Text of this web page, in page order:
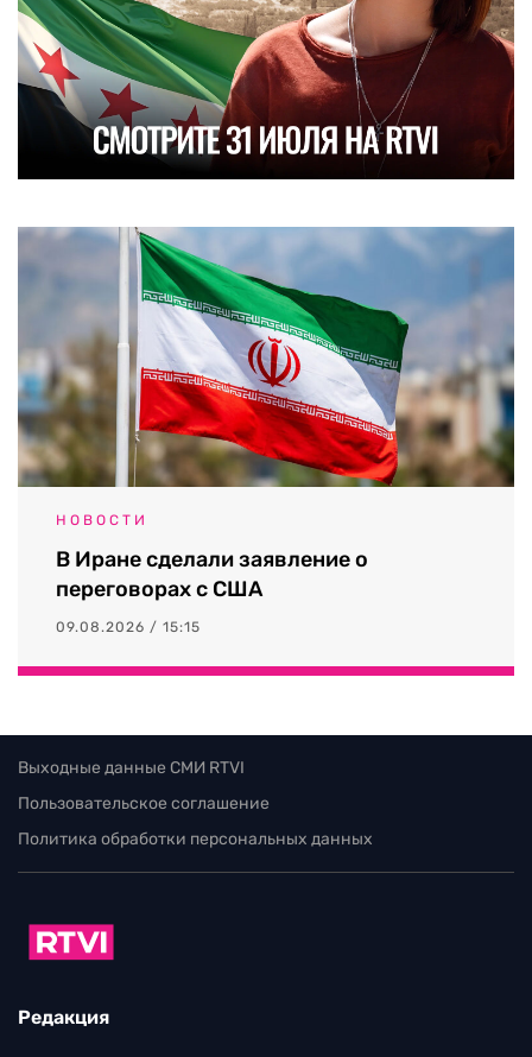
НОВОСТИ
В Иране сделали заявление о
переговорах с США
09.08.2026 / 15:15
Выходные данные СМИ RTVI
Пользовательское соглашение
Политика обработки персональных данных
Редакция